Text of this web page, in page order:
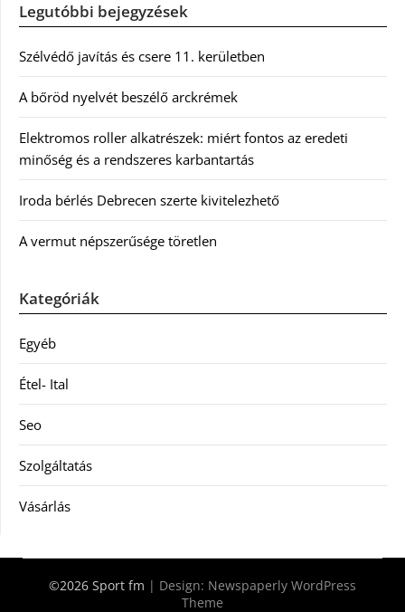
Legutóbbi bejegyzések
Szélvédő javítás és csere 11. kerületben
A bőröd nyelvét beszélő arckrémek
Elektromos roller alkatrészek: miért fontos az eredeti
minőség és a rendszeres karbantartás
Iroda bérlés Debrecen szerte kivitelezhető
A vermut népszerűsége töretlen
Kategóriák
Egyéb
Étel- Ital
Seo
Szolgáltatás
Vásárlás
©2026 Sport fm | Design: Newspaperly WordPress
Theme